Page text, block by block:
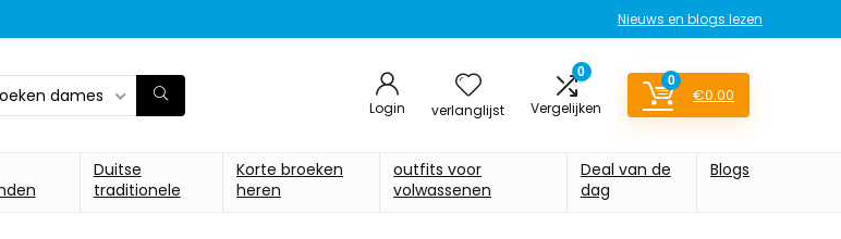
Nieuws en blogs lezen
dames
Login verlanglijst
0
Vergelijken
0
€0.00
Duitse
traditionele
Korte broeken
heren
outfits voor
volwassenen
Deal van de
dag
Blogs